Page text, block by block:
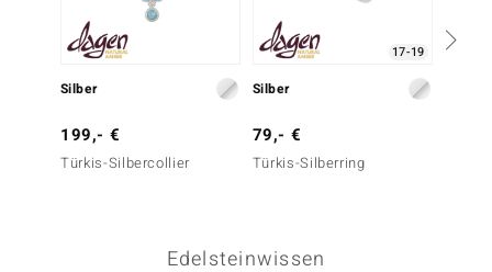
Silber
199,- €
Türkis-Silbercollier
17-19
Silber
79,- €
Türkis-Silberring
Edelsteinwissen